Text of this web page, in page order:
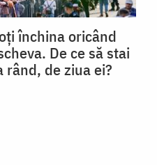
închina oricând
De ce să stai
rând, de ziua ei?